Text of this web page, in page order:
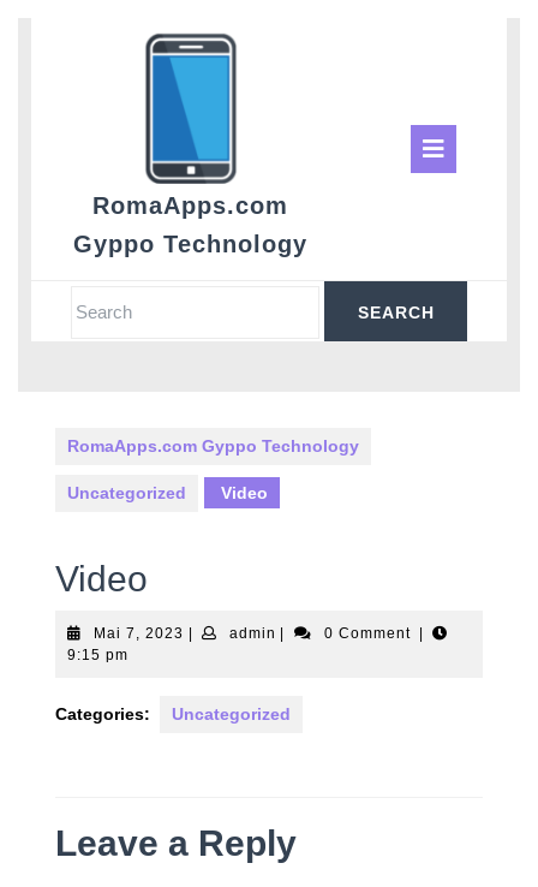
RomaApps.com
Gyppo Technology
Search
RomaApps.com Gyppo Technology
Uncategorized Video
Video
Mai 7, 2023 Mai
| admin admin
| 0 Comment |
9:15 pm
Categories: Uncategorized
Leave a Reply